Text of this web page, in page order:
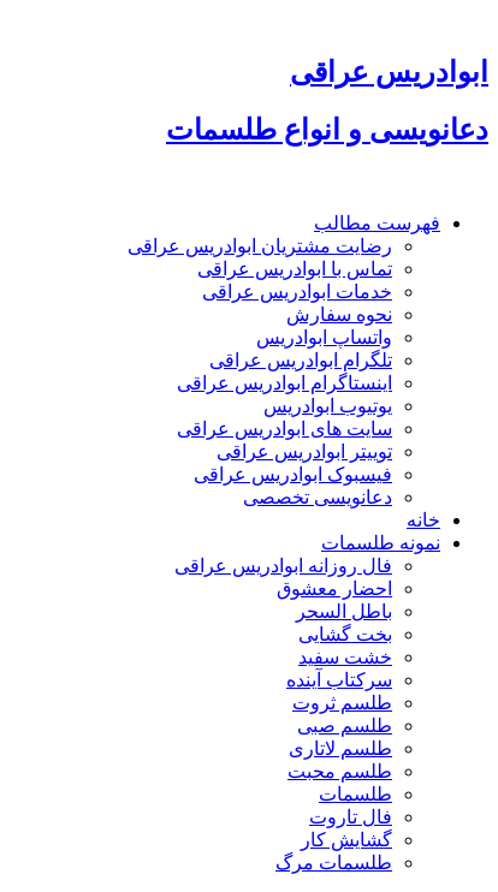
محتوا
ابوادریس عراقی
دعانویسی و انواع طلسمات
فهرست مطالب
رضایت مشتریان ابوادریس عراقی
تماس با ابوادریس عراقی
خدمات ابوادریس عراقی
نحوه سفارش
واتساپ ابوادریس
تلگرام ابوادریس عراقی
اینستاگرام ابوادریس عراقی
یوتیوب ابوادریس
سایت های ابوادریس عراقی
توییتر ابوادریس عراقی
فیسبوک ابوادریس عراقی
دعانویسی تخصصی
خانه
نمونه طلسمات
فال روزانه ابوادریس عراقی
احضار معشوق
باطل السحر
بخت گشایی
خشت سفید
سرکتاب آینده
طلسم ثروت
طلسم صبی
طلسم لاتاری
طلسم محبت
طلسمات
فال تاروت
گشایش کار
طلسمات مرگ